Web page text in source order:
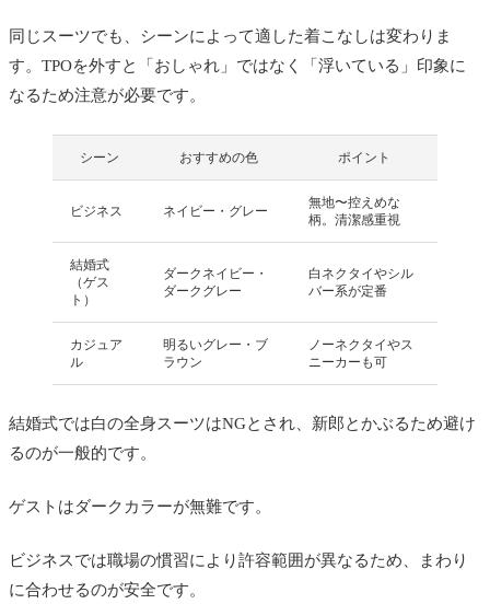
同じスーツでも、シーンによって適した着こなしは変わりま
す。TPOを外すと「おしゃれ」ではなく「浮いている」印象に
なるため注意が必要です。
シーン おすすめの色 ポイント
ビジネス ネイビー・グレー
無地〜控えめな
柄。清潔感重視
結婚式
（ゲス
ト）
ダークネイビー・
ダークグレー
白ネクタイやシル
バー系が定番
カジュア
ル
明るいグレー・ブ
ラウン
ノーネクタイやス
ニーカーも可
結婚式では白の全身スーツはNGとされ、新郎とかぶるため避け
るのが一般的です。
ゲストはダークカラーが無難です。
ビジネスでは職場の慣習により許容範囲が異なるため、まわり
に合わせるのが安全です。